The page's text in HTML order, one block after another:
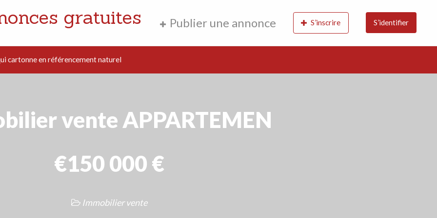
gratuites Publier une annonce S’inscrire S’identifier
cartonne en référencement naturel
vente APPARTEMEN
€150 000 €
Immobilier vente